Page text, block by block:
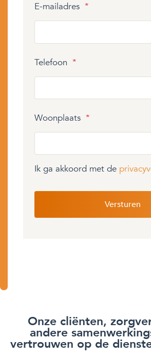
E-mailadres *
Telefoon *
Woonplaats *
Ik ga akkoord met de
Onze cliënten,
andere
vertrouwen op de